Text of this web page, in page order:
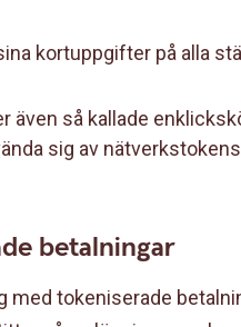
kortuppgifter på alla
även så kallade
sig av nätverkstokens
betalningar
med tokeniserade